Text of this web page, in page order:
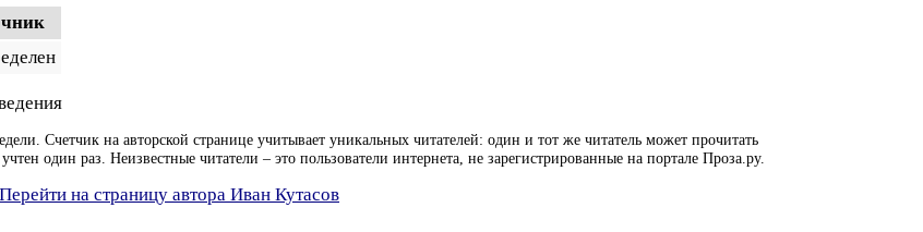
Счетчик на авторской странице учитывает уникальных читателей: один и тот же читатель может прочитать
один раз. Неизвестные читатели – это пользователи интернета, не зарегистрированные на портале Проза.ру.
Перейти на страницу автора Иван Кутасов